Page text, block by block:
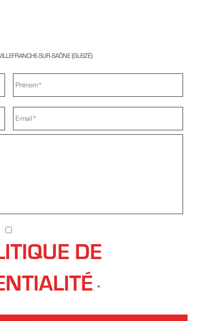
SUR-SAÔNE (GLEIZÉ)
PRÉNOM *
E-
RGPD
DE
. *